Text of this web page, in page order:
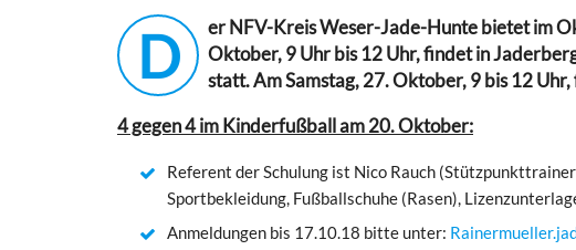
D
er NFV-Kreis Weser-Jade-Hunte bietet im
Oktober, 9 Uhr bis 12 Uhr, findet in
statt. Am Samstag, 27. Oktober, 9 bis 12
4 gegen 4 im Kinderfußball am 20. Oktober:
Referent der Schulung ist Nico Rauch
Sportbekleidung, Fußballschuhe (Rasen),
Anmeldungen bis 17.10.18 bitte unter: